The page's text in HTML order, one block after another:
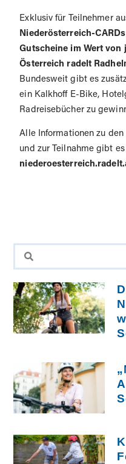
Exklusiv für Teilnehmer
Niederösterreich-CARDs
Gutscheine im Wert von
Österreich radelt
Bundesweit gibt es
ein Kalkhoff E-Bike,
Radreisebücher zu
Alle Informationen zu
und zur Teilnahme gibt es